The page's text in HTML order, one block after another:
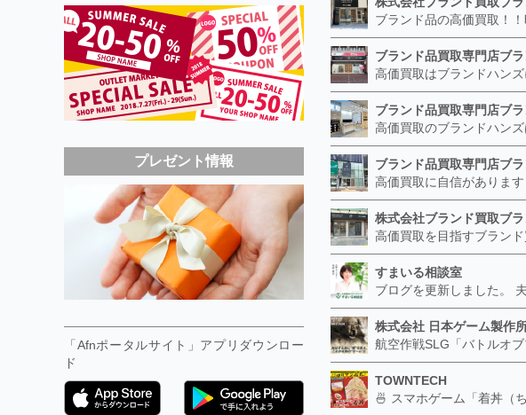
プレゼント情報
「Afnポータルサイト」アプリダウンロー
ド
すまいる相談室
株式会社 日本ゲーム製作
TOWNTECH